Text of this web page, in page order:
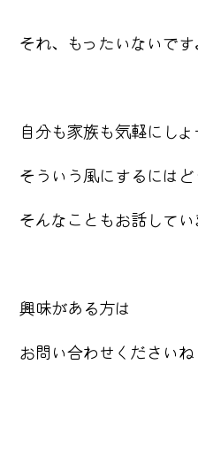
それ、もったいないです
自分も家族も気軽にしょ
そういう風にするには
そんなこともお話してい
興味がある方は
お問い合わせくださいね